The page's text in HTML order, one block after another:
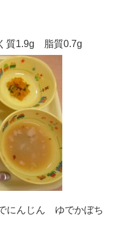
質1.9g 脂質0.7g
んじん ゆでかぼち